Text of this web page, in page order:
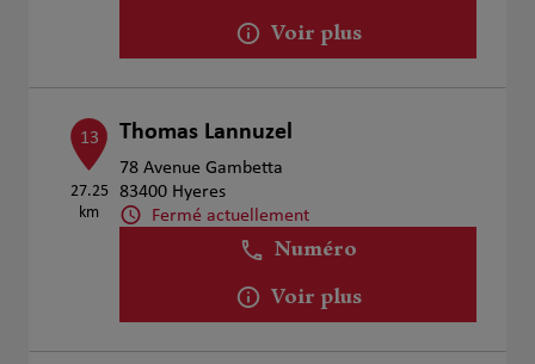
Voir plus
13
27.25
km
Thomas Lannuzel
78 Avenue Gambetta
83400 Hyeres
Fermé actuellement
Numéro
Voir plus